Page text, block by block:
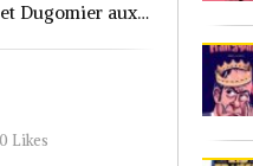
et Dugomier aux…
0 Likes